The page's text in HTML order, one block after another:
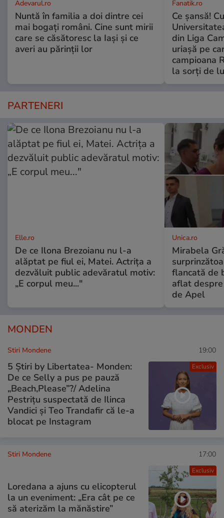
Adevarul.ro
Nuntă în familia a doi dintre cei
mai bogați români. Cine sunt mirii
care se căsătoresc la Iași și ce
averi au părinții lor
Fanatik.ro
Ce şansă!
din Liga
uriașă pe
campioana
la sorți de
PARTENERI
Elle.ro
De ce Ilona Brezoianu nu l-a
alăptat pe fiul ei, Matei. Actrița a
dezvăluit public adevăratul motiv:
„E corpul meu..."
Unica.ro
Mirabela
flancată de
aflat
de Apel
MONDEN
Exclusiv
Stiri Mondene 19:00
5 Știri by Libertatea- Monden:
De ce Selly a pus pe pauză
„Beach,Please”?/ Adelina
Pestrițu suspectată de Ilinca
Vandici și Teo Trandafir că le-a
blocat pe Instagram
Exclusiv
Stiri Mondene 17:00
Loredana a ajuns cu elicopterul
la un eveniment: „Era cât pe ce
să aterizăm la mănăstire”